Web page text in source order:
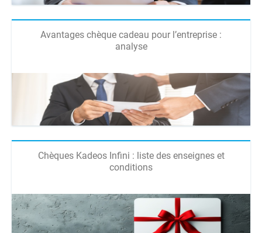
Avantages chèque cadeau pour l’entreprise :
analyse
Chèques Kadeos Infini : liste des enseignes et
conditions